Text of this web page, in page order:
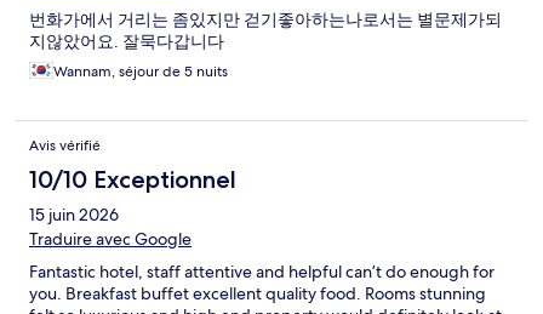
번화가에서 거리는 좀있지만 걷기좋아하는나로서는 별문제가되
지않았어요. 잘묵다갑니다
Wannam, séjour de 5 nuits
Avis vérifié
10/10 Exceptionnel
15 juin 2026
Traduire avec Google
Fantastic hotel, staff attentive and helpful can’t do enough for
you. Breakfast buffet excellent quality food. Rooms stunning